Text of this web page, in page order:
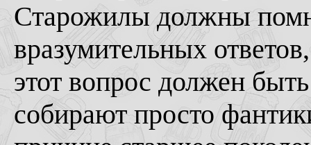
Старожилы должны
вразумительных
этот вопрос должен
собирают просто